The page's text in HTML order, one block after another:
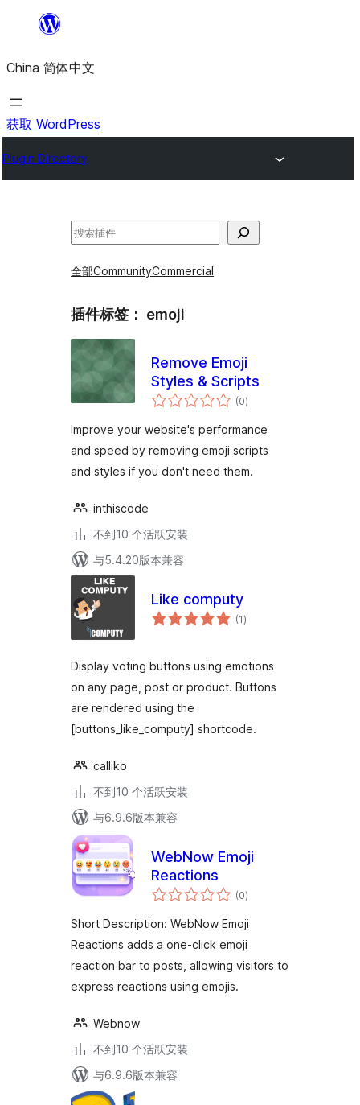
内
容
China 简体中文
获取 WordPress
Plugin Directory
搜
全部CommunityCommercial
插件标签： emoji
Remove Emoji
Styles & Scripts
(0总
评)
Improve your website's performance
and speed by removing emoji scripts
and styles if you don't need them.
inthiscode
不到10 个活跃安装
与5.4.20版本兼容
Like computy
(1总
评)
Display voting buttons using emotions
on any page, post or product. Buttons
are rendered using the
[buttons_like_computy] shortcode.
calliko
不到10 个活跃安装
与6.9.6版本兼容
WebNow Emoji
Reactions
(0总
评)
Short Description: WebNow Emoji
Reactions adds a one-click emoji
reaction bar to posts, allowing visitors to
express reactions using emojis.
Webnow
不到10 个活跃安装
与6.9.6版本兼容